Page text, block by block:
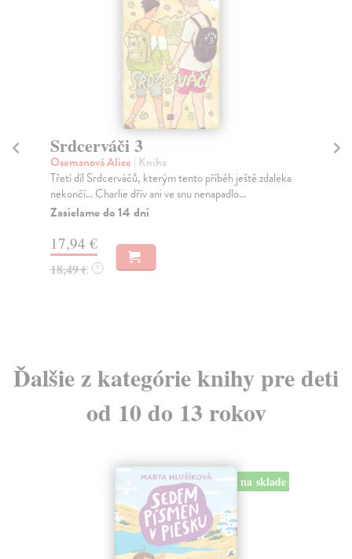
Srdcerváči 3
Osemanová Alice| Kniha
Třetí díl Srdcerváčů, kterým tento příběh ještě zdaleka
nekončí... Charlie dřív ani ve snu nenapadlo...
Zasielame do 14 dní
17,94 €
18,49 € ?
Ďalšie z kategórie knihy pre deti
od 10 do 13 rokov
na sklade